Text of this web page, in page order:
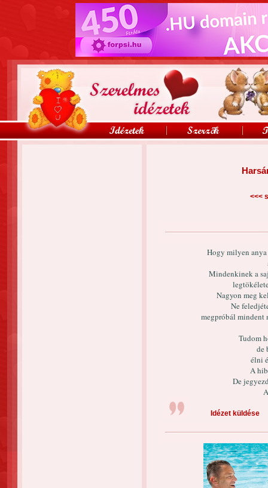
<<<
Hogy milyen anya
Mindenkinek a
Nagyon meg
Ne
megpróbál mindent
Tudom
de
élni
A
De
Idézet küldése